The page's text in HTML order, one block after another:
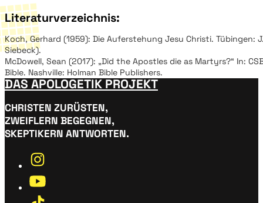
Literaturverzeichnis:
Koch, Gerhard (1959): Die Auferstehung Jesu Christi. Tübingen:
Siebeck).
McDowell, Sean (2017): „Did the Apostles die as Martyrs?“ In:
Bible. Nashville: Holman Bible Publishers.
DAS APOLOGETIK PROJEKT
CHRISTEN ZURÜSTEN,
ZWEIFLERN BEGEGNEN,
SKEPTIKERN ANTWORTEN.